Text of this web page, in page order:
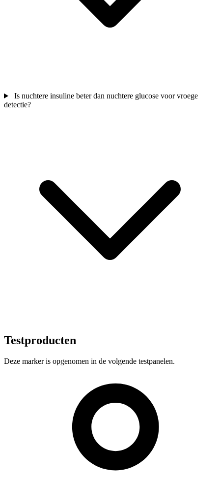
Is nuchtere insuline beter dan nuchtere glucose voor vroege
detectie?
Testproducten
Deze marker is opgenomen in de volgende testpanelen.